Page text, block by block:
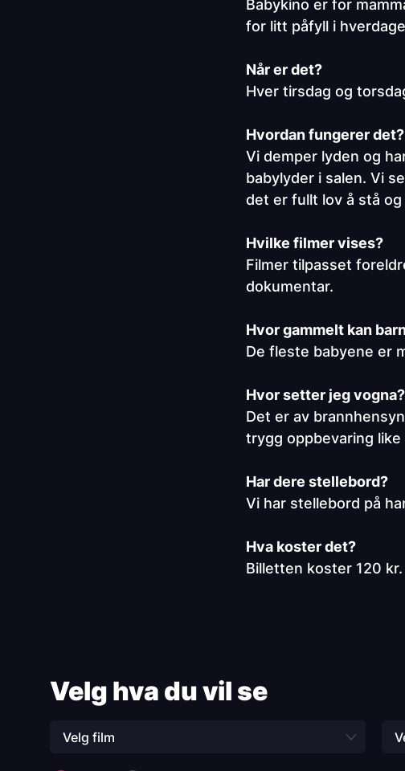
Babykino er for
for litt påfyll i
Når er det?
Hver tirsdag og
Hvordan fungerer det?
Vi demper lyden og
babylyder i salen. Vi
det er fullt lov å stå
Hvilke filmer vises?
Filmer tilpasset
dokumentar.
Hvor gammelt kan
De fleste babyene er
Hvor setter jeg vogna?
Det er av
trygg oppbevaring
Har dere stellebord?
Vi har stellebord på
Hva koster det?
Billetten koster 120 kr.
Velg hva du vil se
Velg film